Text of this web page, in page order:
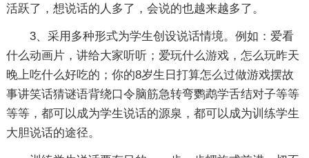
活跃了，想说话的人多了，会说的也越来越多了。
3、采用多种形式为学生创设说话情境。例如：爱看
什么动画片，讲给大家听听；爱玩什么游戏，怎么玩昨天
晚上吃什么好吃的；你的8岁生日打算怎么过做游戏摆故
事讲笑话猜谜语背绕口令脑筋急转弯鹦鹉学舌结对子等等
等等，都可以成为学生说话的源泉，都可以成为训练学生
大胆说话的途径。